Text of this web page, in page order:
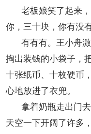
老板娘笑了起来
你，三十块，你有没
有有有。王小舟
掏出装钱的小袋子，
十张纸币、十枚硬币
心地放进了衣兜。
拿着奶瓶走出门
天空一下开阔了许多